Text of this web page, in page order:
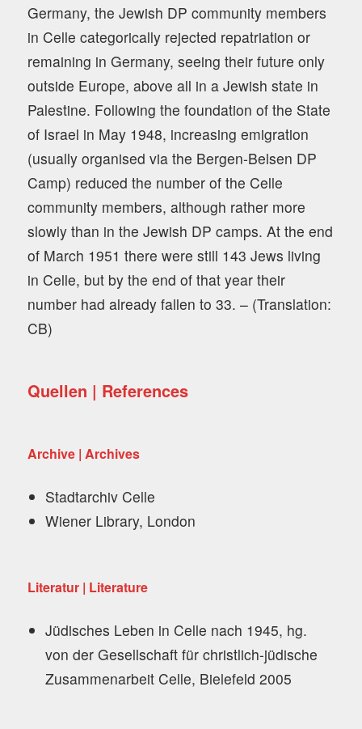
Germany, the Jewish DP community members
in Celle categorically rejected repatriation or
remaining in Germany, seeing their future only
outside Europe, above all in a Jewish state in
Palestine. Following the foundation of the State
of Israel in May 1948, increasing emigration
(usually organised via the Bergen-Belsen DP
Camp) reduced the number of the Celle
community members, although rather more
slowly than in the Jewish DP camps. At the end
of March 1951 there were still 143 Jews living
in Celle, but by the end of that year their
number had already fallen to 33. – (Translation:
CB)
Quellen | References
Archive | Archives
Stadtarchiv Celle
Wiener Library, London
Literatur | Literature
Jüdisches Leben in Celle nach 1945, hg.
von der Gesellschaft für christlich-jüdische
Zusammenarbeit Celle, Bielefeld 2005